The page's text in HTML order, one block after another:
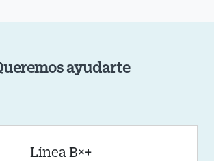
ayudarte
Línea B×+